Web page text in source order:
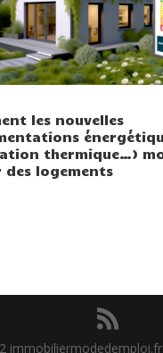
les nouvelles
thermique…)
des logements